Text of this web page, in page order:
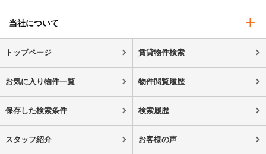
当社について
トップページ 賃貸物件検索
お気に入り物件一覧 物件閲覧履歴
保存した検索条件 検索履歴
スタッフ紹介 お客様の声